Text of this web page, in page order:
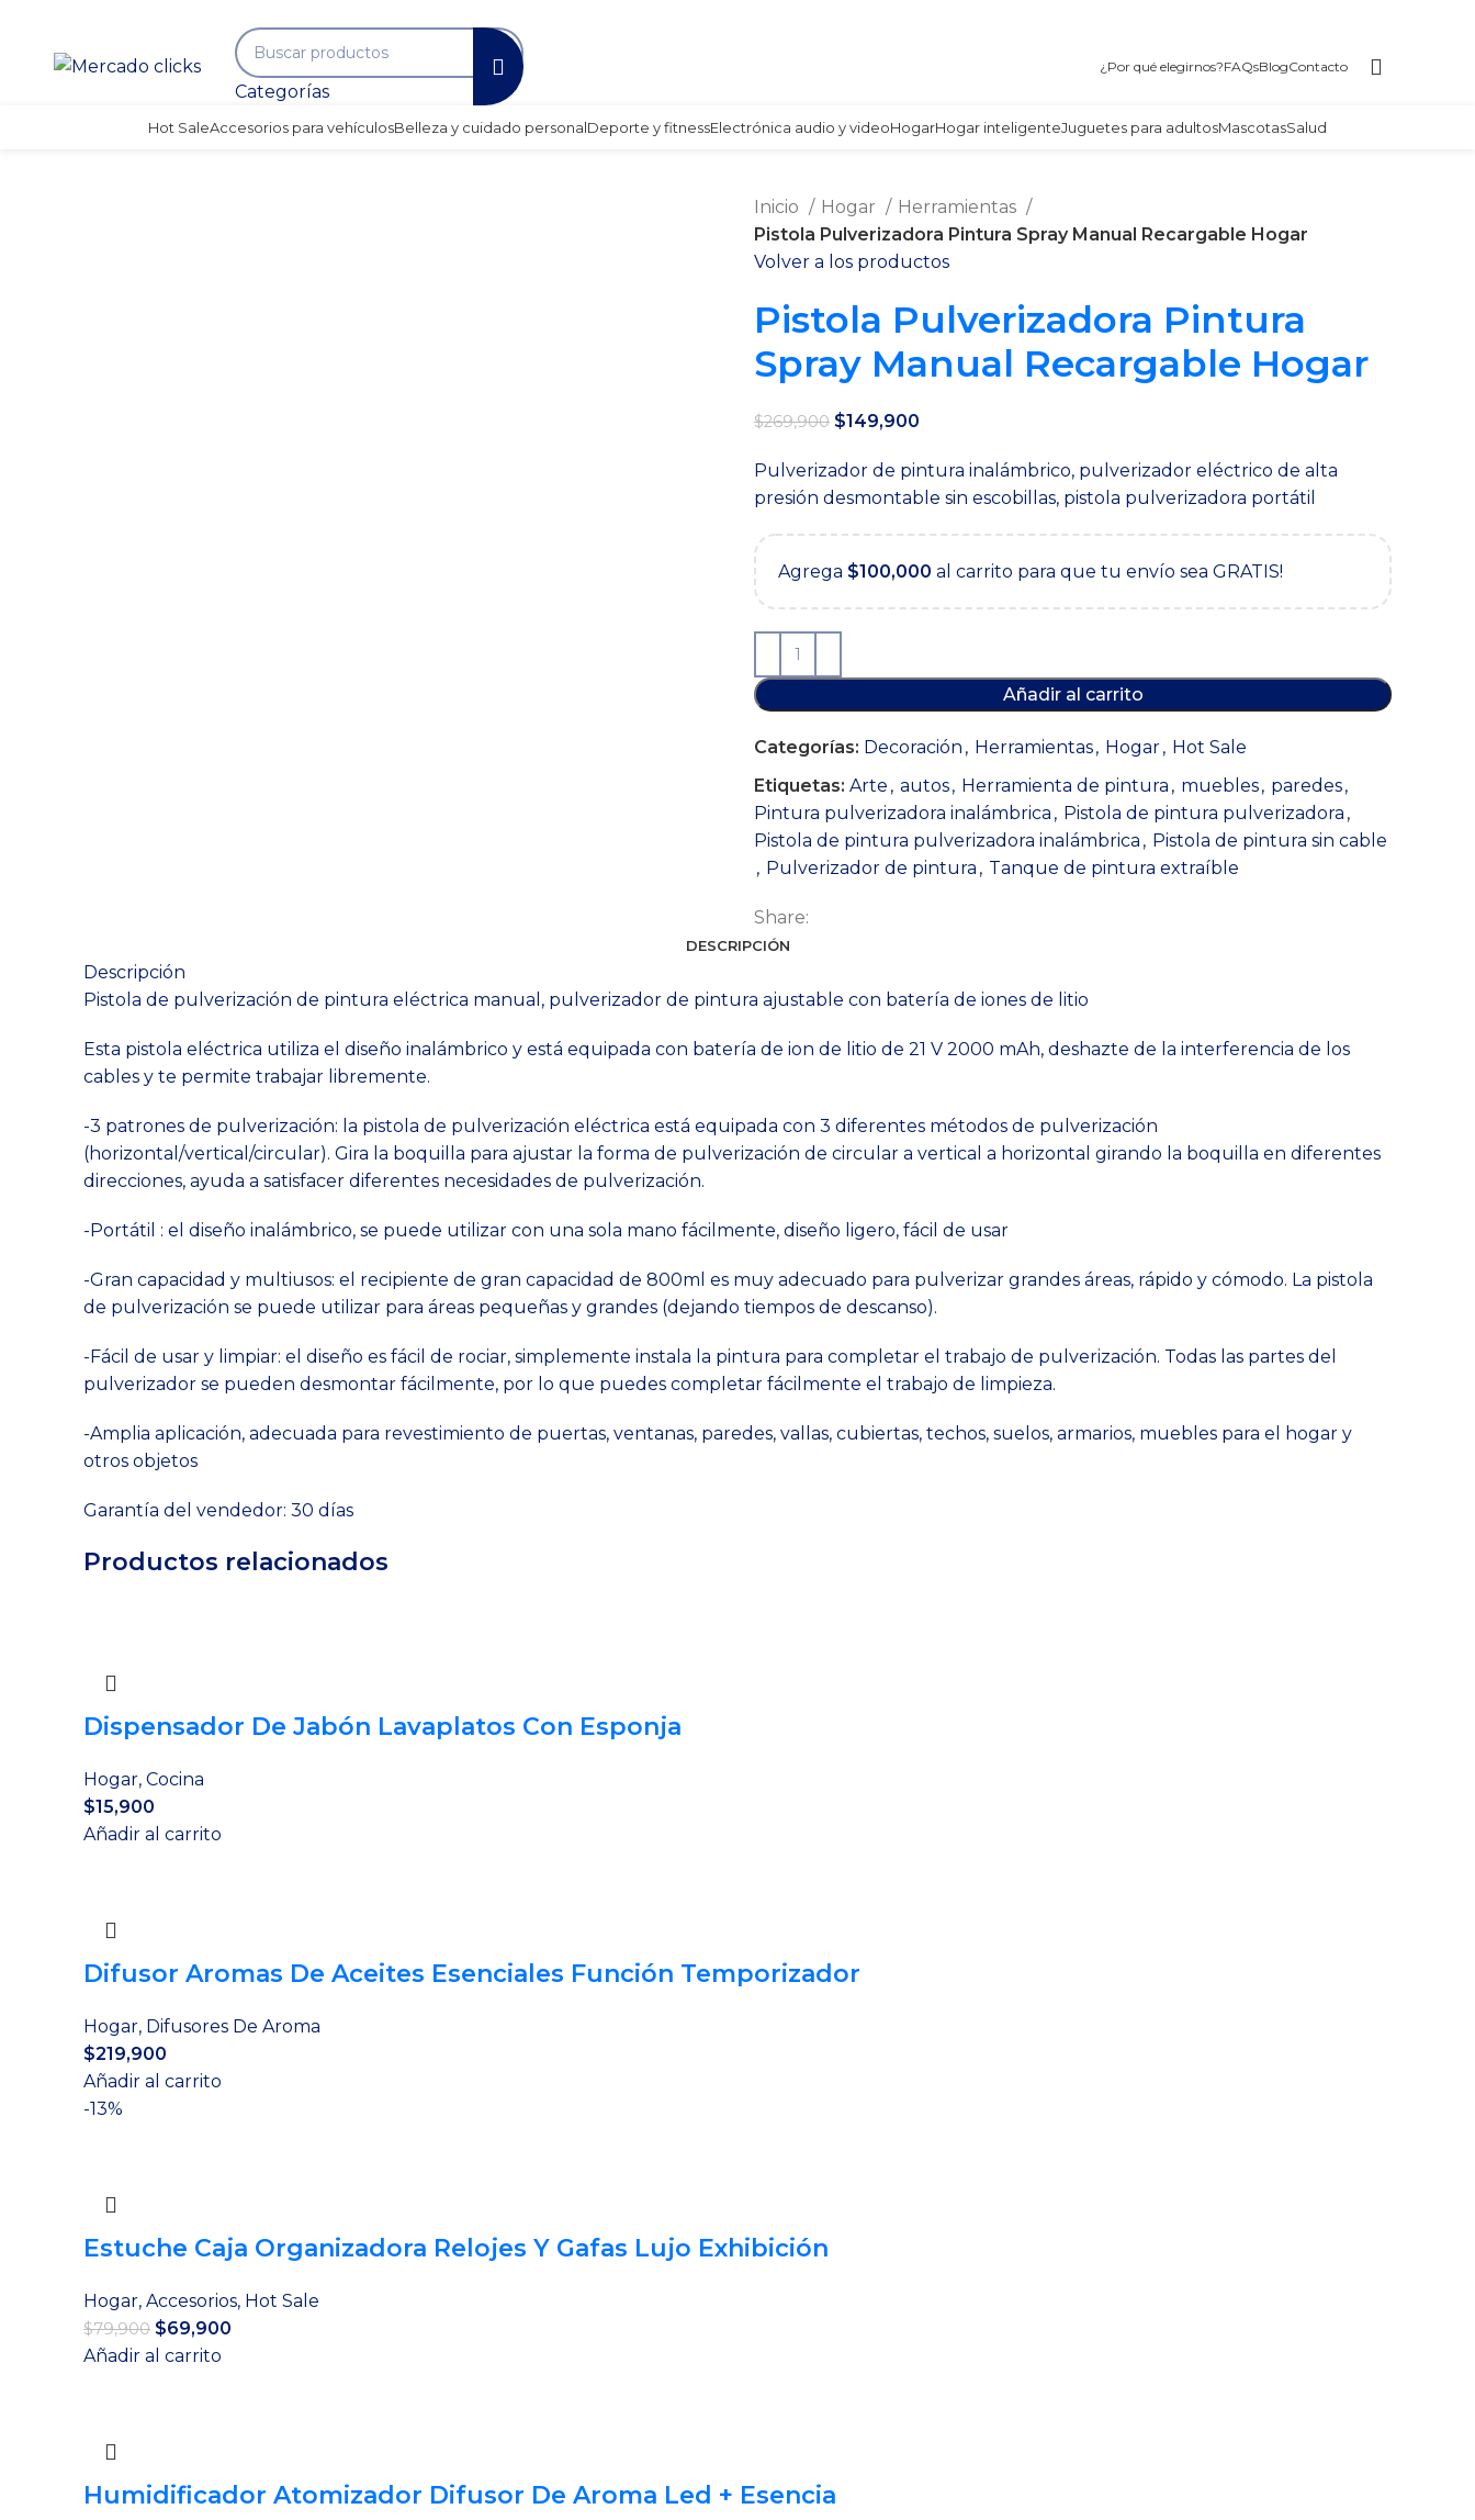
Categorías
¿Por qué elegirnos?FAQsBlogContacto
Hot SaleAccesorios para vehículosBelleza y cuidado personalDeporte y fitnessElectrónica audio y videoHogarHogar inteligenteJuguetes para adultosMascotasSalud
Inicio Hogar
Herramientas
Pistola Pulverizadora Pintura Spray Manual Recargable Hogar
Volver a los productos
Pistola Pulverizadora Pintura
Spray Manual Recargable Hogar
$269,900 El
original
era:
$269,900.
$149,900
actual
es:
$149,900.
Pulverizador de pintura inalámbrico, pulverizador eléctrico de alta
presión desmontable sin escobillas, pistola pulverizadora portátil
Agrega $100,000 al carrito para que tu envío sea GRATIS!
Añadir al carrito
Categorías: Decoración , Herramientas, Hogar, Hot Sale
Etiquetas: Arte , autos, Herramienta de pintura , muebles, paredes,
Pintura pulverizadora inalámbrica , Pistola de pintura pulverizadora ,
Pistola de pintura pulverizadora inalámbrica , Pistola de pintura sin cable
, Pulverizador de pintura , Tanque de pintura extraíble
Share:
DESCRIPCIÓN
Descripción
Pistola de pulverización de pintura eléctrica manual, pulverizador de pintura ajustable con batería de iones de litio
Esta pistola eléctrica utiliza el diseño inalámbrico y está equipada con batería de ion de litio de 21 V 2000 mAh, deshazte de la interferencia de los
cables y te permite trabajar libremente.
-3 patrones de pulverización: la pistola de pulverización eléctrica está equipada con 3 diferentes métodos de pulverización
(horizontal/vertical/circular). Gira la boquilla para ajustar la forma de pulverización de circular a vertical a horizontal girando la boquilla en diferentes
direcciones, ayuda a satisfacer diferentes necesidades de pulverización.
-Portátil : el diseño inalámbrico, se puede utilizar con una sola mano fácilmente, diseño ligero, fácil de usar
-Gran capacidad y multiusos: el recipiente de gran capacidad de 800ml es muy adecuado para pulverizar grandes áreas, rápido y cómodo. La pistola
de pulverización se puede utilizar para áreas pequeñas y grandes (dejando tiempos de descanso).
-Fácil de usar y limpiar: el diseño es fácil de rociar, simplemente instala la pintura para completar el trabajo de pulverización. Todas las partes del
pulverizador se pueden desmontar fácilmente, por lo que puedes completar fácilmente el trabajo de limpieza.
-Amplia aplicación, adecuada para revestimiento de puertas, ventanas, paredes, vallas, cubiertas, techos, suelos, armarios, muebles para el hogar y
otros objetos
Garantía del vendedor: 30 días
Productos relacionados
Dispensador De Jabón Lavaplatos Con Esponja
Hogar, Cocina
$15,900
Añadir al carrito
Difusor Aromas De Aceites Esenciales Función Temporizador
Hogar, Difusores De Aroma
$219,900
Añadir al carrito
-13%
Estuche Caja Organizadora Relojes Y Gafas Lujo Exhibición
Hogar, Accesorios, Hot Sale
$79,900 El
precio
$69,900
Añadir al carrito
Humidificador Atomizador Difusor De Aroma Led + Esencia